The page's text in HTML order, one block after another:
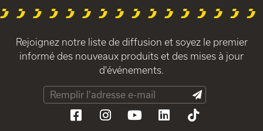
Rejoignez notre liste de diffusion et soyez le premier
informé des nouveaux produits et des mises à jour
d'événements.